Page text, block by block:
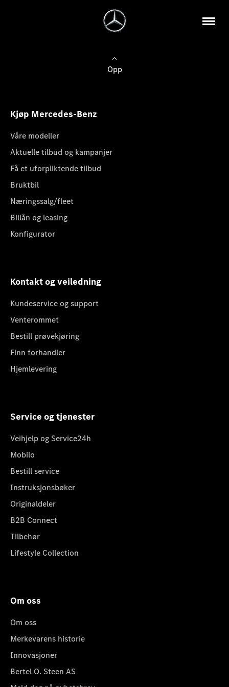
Opp
Kjøp Mercedes-Benz
Våre modeller
Aktuelle tilbud og kampanjer
Få et uforpliktende tilbud
Bruktbil
Næringssalg/fleet
Billån og leasing
Konfigurator
Kontakt og veiledning
Kundeservice og support
Venterommet
Bestill prøvekjøring
Finn forhandler
Hjemlevering
Service og tjenester
Veihjelp og Service24h
Mobilo
Bestill service
Instruksjonsbøker
Originaldeler
B2B Connect
Tilbehør
Lifestyle Collection
Om oss
Om oss
Merkevarens historie
Innovasjoner
Bertel O. Steen AS